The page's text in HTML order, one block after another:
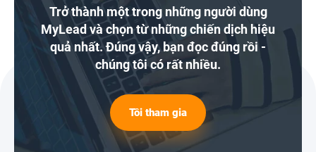
Trở thành một trong những người dùng
MyLead và chọn từ những chiến dịch hiệu
quả nhất. Đúng vậy, bạn đọc đúng rồi -
chúng tôi có rất nhiều.
Tôi tham gia